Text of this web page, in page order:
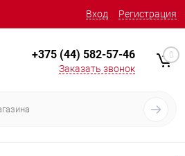
Вход Регистрация
+375 (44) 582-57-46
Заказать звонок
0